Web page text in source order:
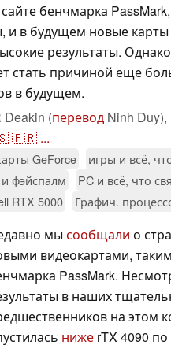
бенчмарка
и в будущем новые карты
результаты.
стать причиной еще
в будущем.
Deakin (перевод Ninh Duy),
🇫🇷 ...
GeForce
игры и всё,
фэйспалм
PC и всё, что
RTX 5000
Графич.
мы сообщали о
видеокартами,
PassMark.
в наших
на этом
ниже rTX 4090